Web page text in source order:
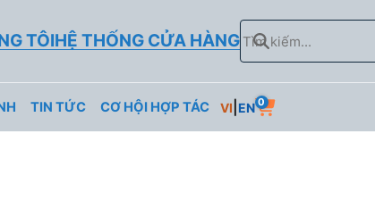
TÔIHỆ THỐNG CỬA HÀNG Tìm
kiếm
TIN TỨC CƠ HỘI HỢP TÁC VI EN 0